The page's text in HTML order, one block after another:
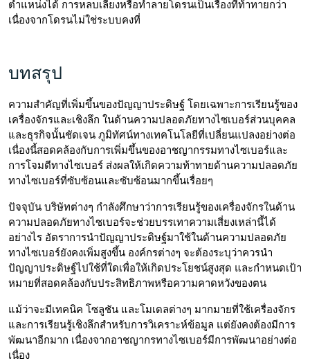
ตำแหน่งได้ การหลบเลี่ยงหรือทำลายโดรนเป็นเรื่องที่ท้าทายกว่า
เนื่องจากโดรนไม่ใช่ระบบคงที่
บทสรุป
ความสำคัญที่เพิ่มขึ้นของปัญญาประดิษฐ์ โดยเฉพาะการเรียนรู้ของ
เครื่องจักรและเชิงลึก ในด้านความปลอดภัยทางไซเบอร์ส่วนบุคคล
และธุรกิจนั้นชัดเจน ภูมิทัศน์ทางเทคโนโลยีที่เปลี่ยนแปลงอย่างต่อ
เนื่องนี้สอดคล้องกับการเพิ่มขึ้นของอาชญากรรมทางไซเบอร์และ
การโจมตีทางไซเบอร์ ส่งผลให้เกิดความท้าทายด้านความปลอดภัย
ทางไซเบอร์ที่ซับซ้อนและซับซ้อนมากขึ้นเรื่อยๆ
ปัจจุบัน บริษัทต่างๆ กำลังศึกษาว่าการเรียนรู้ของเครื่องจักรในด้าน
ความปลอดภัยทางไซเบอร์จะช่วยบรรเทาความเสี่ยงเหล่านี้ได้
อย่างไร อัตราการนำปัญญาประดิษฐ์มาใช้ในด้านความปลอดภัย
ทางไซเบอร์ยังคงเพิ่มสูงขึ้น องค์กรต่างๆ จะต้องระบุว่าควรนำ
ปัญญาประดิษฐ์ไปใช้ที่ใดเพื่อให้เกิดประโยชน์สูงสุด และกำหนดเป้า
หมายที่สอดคล้องกับประสิทธิภาพหรือความคาดหวังของตน
แม้ว่าจะมีเทคนิค โซลูชัน และโมเดลต่างๆ มากมายที่ใช้เครื่องจักร
และการเรียนรู้เชิงลึกสำหรับการวิเคราะห์ข้อมูล แต่ยังคงต้องมีการ
พัฒนาอีกมาก เนื่องจากอาชญากรทางไซเบอร์มีการพัฒนาอย่างต่อ
เนื่อง